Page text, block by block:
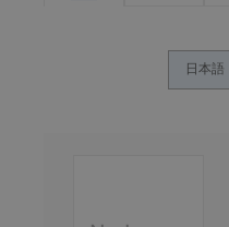
日本語